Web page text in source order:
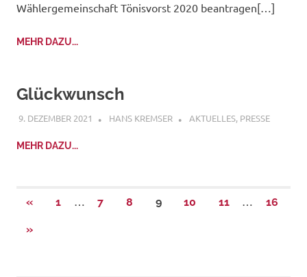
Wählergemeinschaft Tönisvorst 2020 beantragen[…]
MEHR DAZU...
Glückwunsch
9. DEZEMBER 2021 HANS KREMSER AKTUELLES, PRESSE
MEHR DAZU...
Seitennummerierung
der
«VORHERIGE
1 7 8 9 10 11 16
NÄCHSTE
»